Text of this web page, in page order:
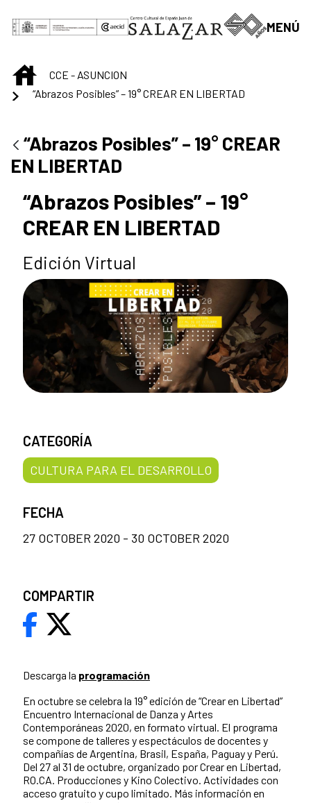
MENÚ
INICIOCCE - ASUNCION
“Abrazos Posibles” – 19° CREAR EN LIBERTAD
“Abrazos Posibles” – 19° CREAR
EN LIBERTAD
“Abrazos Posibles” – 19°
CREAR EN LIBERTAD
Edición Virtual
Descarga la programación
En octubre se celebra la 19° edición de “Crear en Libertad”
Encuentro Internacional de Danza y Artes
Contemporáneas 2020, en formato virtual. El programa
se compone de talleres y espectáculos de docentes y
compañías de Argentina, Brasil, España, Paguay y Perú.
Del 27 al 31 de octubre, organizado por Crear en Libertad,
RO.CA. Producciones y Kino Colectivo. Actividades con
acceso gratuito y cupo limitado. Más información en
CATEGORÍA
CULTURA PARA EL DESARROLLO
FECHA
27 OCTOBER 2020 - 30 OCTOBER 2020
COMPARTIR